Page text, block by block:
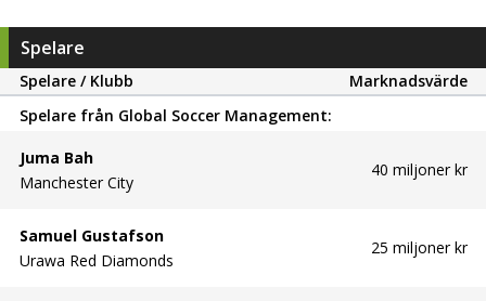
Spelare
Spelare / Klubb
Marknadsvärde
Spelare från Global Soccer Management:
Juma Bah
Manchester City
40 miljoner kr
Samuel Gustafson
Urawa Red Diamonds
25 miljoner kr